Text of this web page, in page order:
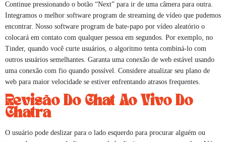
Continue pressionando o botão “Next” para ir de uma câmera para outra.
Integramos o melhor software program de streaming de vídeo que pudemos
encontrar. Nosso software program de bate-papo por vídeo aleatório o
colocará em contato com qualquer pessoa em segundos. Por exemplo, no
Tinder, quando você curte usuários, o algoritmo tenta combiná-lo com
outros usuários semelhantes. Garanta uma conexão de web estável usando
uma conexão com fio quando possível. Considere atualizar seu plano de
web para maior velocidade se estiver enfrentando atrasos frequentes.
Revisão Do Chat Ao Vivo Do
Chatra
O usuário pode deslizar para o lado esquerdo para procurar alguém ou